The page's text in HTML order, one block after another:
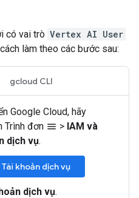
có vai trò Vertex AI User
làm theo các bước sau:
gcloud CLI
Google Cloud, hãy
Trình đơn menu > IAM và
dịch vụ.
khoản dịch vụ
dịch vụ.